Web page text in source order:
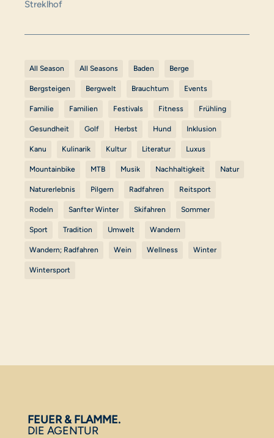
Streklhof
All Season All Seasons Baden Berge
Bergsteigen Bergwelt Brauchtum Events
Familie Familien Festivals Fitness Frühling
Gesundheit Golf Herbst Hund Inklusion
Kanu Kulinarik Kultur Literatur Luxus
Mountainbike MTB Musik Nachhaltigkeit Natur
Naturerlebnis Pilgern Radfahren Reitsport
Rodeln Sanfter Winter Skifahren Sommer
Sport Tradition Umwelt Wandern
Wandern; Radfahren Wein Wellness Winter
Wintersport
FEUER & FLAMME.
DIE AGENTUR